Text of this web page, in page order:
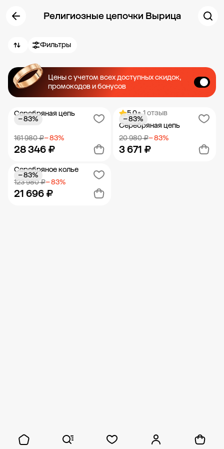
Религиозные цепочки Вырица
Фильтры
Цены с учетом всех доступных скидок,
промокодов и бонусов
Серебряная цепь
161 980 ₽− 83%
28 346 ₽
− 83%
Добавить в корзину
5.0• 1 отзыв
Серебряная цепь
20 980 ₽− 83%
3 671 ₽
− 83%
Серебряное колье
123 980 ₽− 83%
21 696 ₽
− 83%